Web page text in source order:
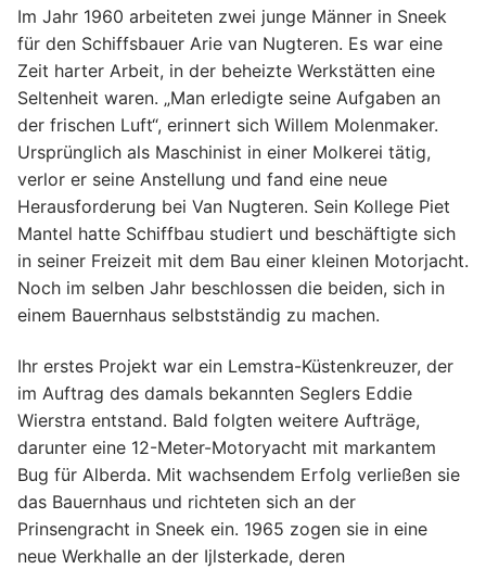
Im Jahr 1960 arbeiteten zwei junge Männer in Sneek
für den Schiffsbauer Arie van Nugteren. Es war eine
Zeit harter Arbeit, in der beheizte Werkstätten eine
Seltenheit waren. „Man erledigte seine Aufgaben an
der frischen Luft“, erinnert sich Willem Molenmaker.
Ursprünglich als Maschinist in einer Molkerei tätig,
verlor er seine Anstellung und fand eine neue
Herausforderung bei Van Nugteren. Sein Kollege Piet
Mantel hatte Schiffbau studiert und beschäftigte sich
in seiner Freizeit mit dem Bau einer kleinen Motorjacht.
Noch im selben Jahr beschlossen die beiden, sich in
einem Bauernhaus selbstständig zu machen.
Ihr erstes Projekt war ein Lemstra-Küstenkreuzer, der
im Auftrag des damals bekannten Seglers Eddie
Wierstra entstand. Bald folgten weitere Aufträge,
darunter eine 12-Meter-Motoryacht mit markantem
Bug für Alberda. Mit wachsendem Erfolg verließen sie
das Bauernhaus und richteten sich an der
Prinsengracht in Sneek ein. 1965 zogen sie in eine
neue Werkhalle an der Ijlsterkade, deren